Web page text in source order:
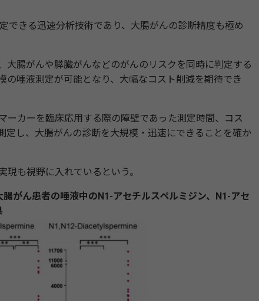
きる迅速分析技術であり、大腸がんの診断精度も極め
腸がんや膵臓がんなどのがんのリスクを同時に判定する
唾液測定が可能となり、大幅なコスト削減を期待でき
カーを臨床応用する際の障壁であった測定時間、コス
定し、大腸がんの診断を大規模・迅速にできることを確か
も視野に入れているという。
がん患者の唾液中のN1-アセチルスペルミジン、N1-アセ